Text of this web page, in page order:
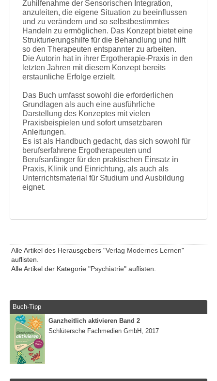
Zuhilfenahme der Sensorischen Integration,
anzuleiten, die eigene Situation zu beeinflussen
und zu verändern und so selbstbestimmtes
Handeln zu ermöglichen. Das Konzept bietet eine
Strukturierungshilfe für die Behandlung und hilft
so den Therapeuten entspannter zu arbeiten.
Die Autorin hat in ihrer Ergotherapie-Praxis in den
letzten Jahren mit diesem Konzept bereits
erstaunliche Erfolge erzielt.
Das Buch umfasst sowohl die erforderlichen
Grundlagen als auch eine ausführliche
Darstellung des Konzeptes mit vielen
Praxisbeispielen und sofort umsetzbaren
Anleitungen.
Es ist als Handbuch gedacht, das sich sowohl für
berufserfahrene Ergotherapeuten und
Berufsanfänger für den praktischen Einsatz in
Praxis, Klinik und Einrichtung, als auch als
Unterrichtsmaterial für Studium und Ausbildung
eignet.
Alle Artikel des Herausgebers "Verlag Modernes Lernen"
auflisten.
Alle Artikel der Kategorie "Psychiatrie" auflisten.
Buch-Tipp
Ganzheitlich aktivieren Band 2
Schlütersche Fachmedien GmbH, 2017